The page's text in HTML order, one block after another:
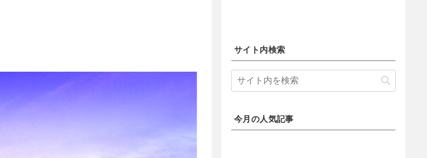
サイト内検索
今月の人気記事